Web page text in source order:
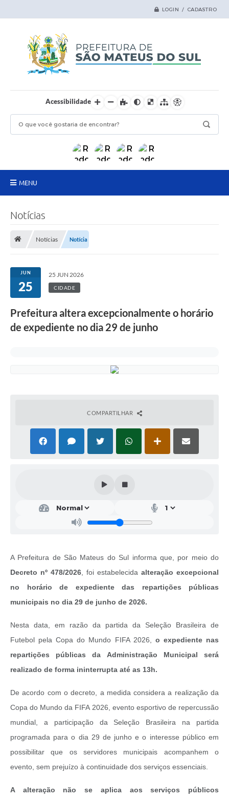
LOGIN / CADASTRO
Acessibilidade
MENU
Transparência
Secretarias
Ouvidoria
PSS Unificado 2025
INOVA_SÃO MATEUS DO SUL
Previdência Complementar
Cadastro para Castração
Telefones Postos de Saúde
Recebimento de Recursos
Termos de Fomento
Galeria de Fotos
Iluminação Pública
Notícias
Notícias Notícia
JUN
25
25 JUN 2026
CIDADE
Prefeitura altera excepcionalmente o horário
de expediente no dia 29 de junho
COMPARTILHAR
A Prefeitura de São Mateus do Sul informa que, por meio do
Decreto nº 478/2026 , foi estabelecida alteração excepcional
no horário de expediente das repartições públicas
municipais no dia 29 de junho de 2026.
Nesta data, em razão da partida da Seleção Brasileira de
Futebol pela Copa do Mundo FIFA 2026, o expediente nas
repartições públicas da Administração Municipal será
realizado de forma ininterrupta até as 13h.
De acordo com o decreto, a medida considera a realização da
Copa do Mundo da FIFA 2026, evento esportivo de repercussão
mundial, a participação da Seleção Brasileira na partida
programada para o dia 29 de junho e o interesse público em
possibilitar que os servidores municipais acompanhem o
evento, sem prejuízo à continuidade dos serviços essenciais.
A alteração não se aplica aos serviços públicos